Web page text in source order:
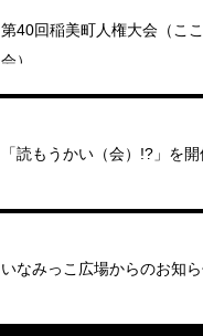
第40回稲美町人権大会（こ
会）
「読もうかい（会）!?」を
いなみっこ広場からのお知